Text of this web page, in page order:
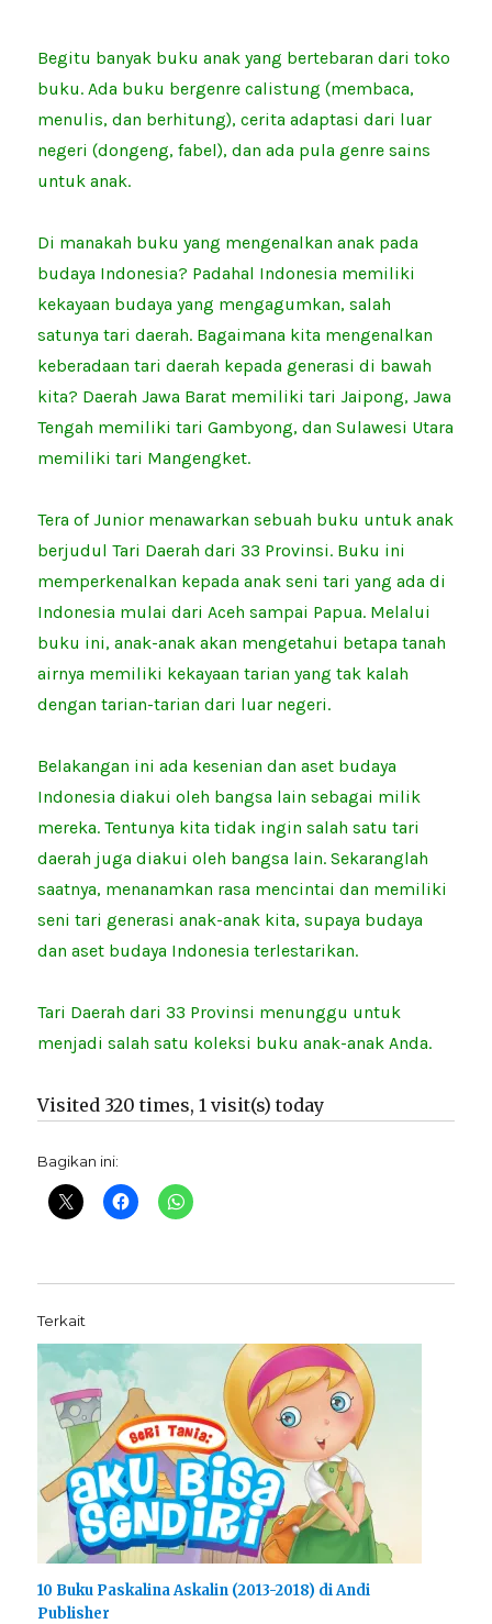
Begitu banyak buku anak yang bertebaran dari toko
buku. Ada buku bergenre calistung (membaca,
menulis, dan berhitung), cerita adaptasi dari luar
negeri (dongeng, fabel), dan ada pula genre sains
untuk anak.
Di manakah buku yang mengenalkan anak pada
budaya Indonesia? Padahal Indonesia memiliki
kekayaan budaya yang mengagumkan, salah
satunya tari daerah. Bagaimana kita mengenalkan
keberadaan tari daerah kepada generasi di bawah
kita? Daerah Jawa Barat memiliki tari Jaipong, Jawa
Tengah memiliki tari Gambyong, dan Sulawesi Utara
memiliki tari Mangengket.
Tera of Junior menawarkan sebuah buku untuk anak
berjudul Tari Daerah dari 33 Provinsi. Buku ini
memperkenalkan kepada anak seni tari yang ada di
Indonesia mulai dari Aceh sampai Papua. Melalui
buku ini, anak-anak akan mengetahui betapa tanah
airnya memiliki kekayaan tarian yang tak kalah
dengan tarian-tarian dari luar negeri.
Belakangan ini ada kesenian dan aset budaya
Indonesia diakui oleh bangsa lain sebagai milik
mereka. Tentunya kita tidak ingin salah satu tari
daerah juga diakui oleh bangsa lain. Sekaranglah
saatnya, menanamkan rasa mencintai dan memiliki
seni tari generasi anak-anak kita, supaya budaya
dan aset budaya Indonesia terlestarikan.
Tari Daerah dari 33 Provinsi menunggu untuk
menjadi salah satu koleksi buku anak-anak Anda.
Visited 320 times, 1 visit(s) today
Bagikan ini:
Terkait
10 Buku Paskalina Askalin (2013-2018) di Andi
Publisher